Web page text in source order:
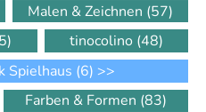
Malen & Zeichnen (57)
tinocolino (48)
Spielhaus (6) >>
Farben & Formen (83)